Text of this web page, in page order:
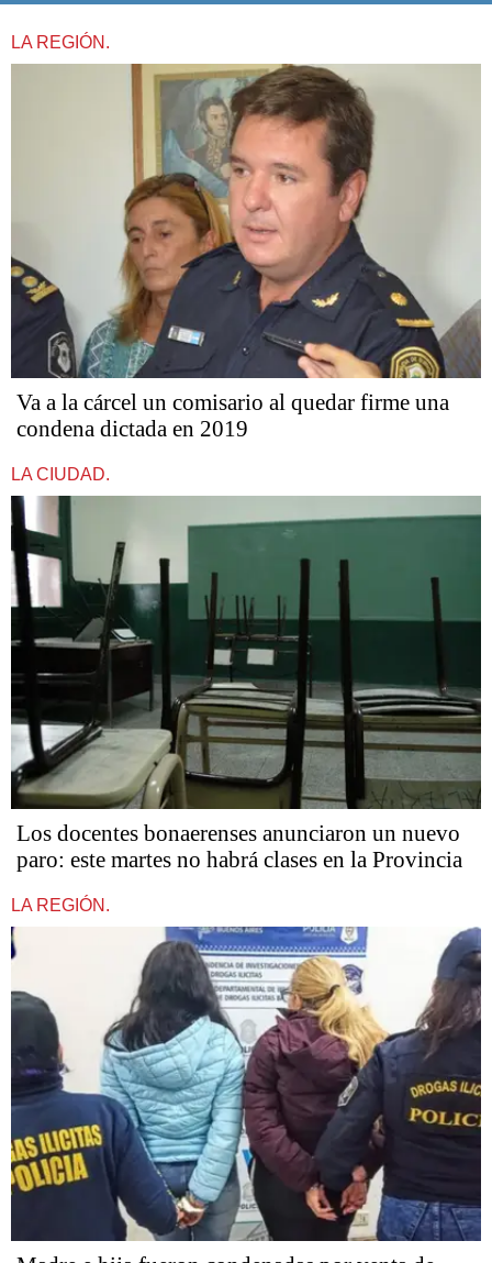
LA REGIÓN.
Va a la cárcel un comisario al quedar firme una
condena dictada en 2019
LA CIUDAD.
Los docentes bonaerenses anunciaron un nuevo
paro: este martes no habrá clases en la Provincia
LA REGIÓN.